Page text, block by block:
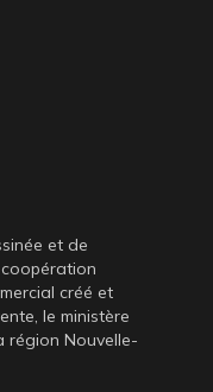
et de
créé et
le ministère
région Nouvelle-